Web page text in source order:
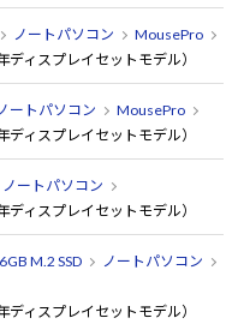
ノートパソコン
MousePro
ィスプレイセットモデル）
ートパソコン
MousePro
ィスプレイセットモデル）
ノートパソコン
ィスプレイセットモデル）
M.2 SSD
ノートパソコン
ィスプレイセットモデル）